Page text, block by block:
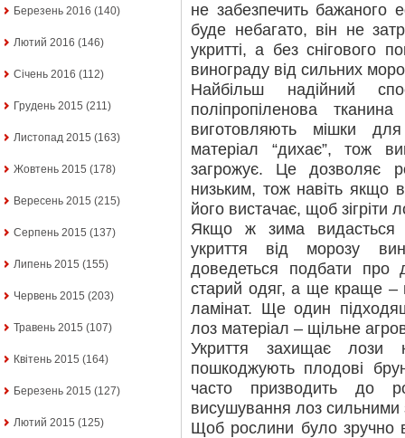
Березень 2016 (140)
Лютий 2016 (146)
Січень 2016 (112)
Грудень 2015 (211)
Листопад 2015 (163)
Жовтень 2015 (178)
Вересень 2015 (215)
Серпень 2015 (137)
Липень 2015 (155)
Червень 2015 (203)
Травень 2015 (107)
Квітень 2015 (164)
Березень 2015 (127)
Лютий 2015 (125)
не забезпечить бажаного
буде небагато, він не
укритті, а без снігового
винограду від сильних
Найбільш надійний
поліпропіленова
виготовляють мішки
матеріал “дихає”, тож
загрожує. Це дозволяє
низьким, тож навіть якщо
його вистачає, щоб зігріти
Якщо ж зима видасться
укриття від морозу
доведеться подбати про
старий одяг, а ще краще –
ламінат. Ще один
лоз матеріал – щільне
Укриття захищає
пошкоджують плодові
часто призводить до
висушування лоз сильними
Щоб рослини було зручно